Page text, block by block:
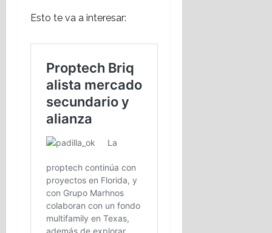
Esto te va a interesar: